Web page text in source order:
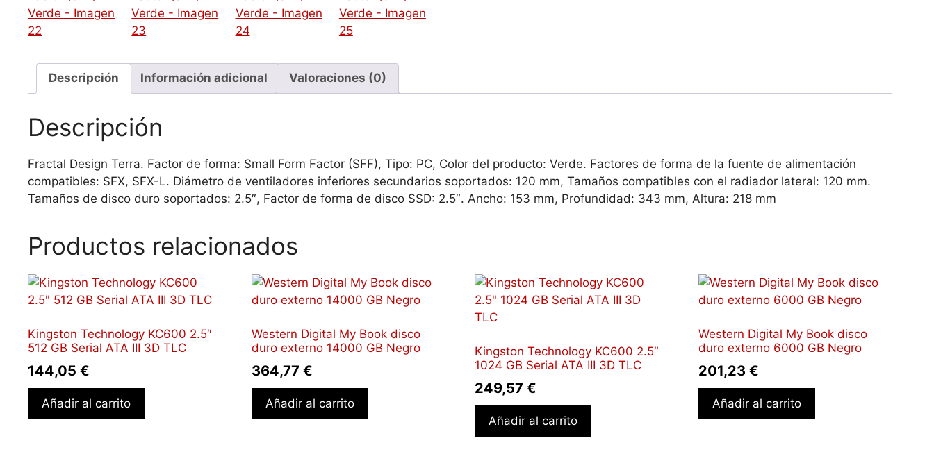
Descripción Información adicional Valoraciones (0)
Descripción
Fractal Design Terra. Factor de forma: Small Form Factor (SFF), Tipo: PC, Color del producto: Verde. Factores de forma de la fuente de alimentación
compatibles: SFX, SFX-L. Diámetro de ventiladores inferiores secundarios soportados: 120 mm, Tamaños compatibles con el radiador lateral: 120 mm.
Tamaños de disco duro soportados: 2.5″, Factor de forma de disco SSD: 2.5″. Ancho: 153 mm, Profundidad: 343 mm, Altura: 218 mm
Productos relacionados
Kingston Technology KC600 2.5″
512 GB Serial ATA III 3D TLC
144,05 €
Añadir al carrito
Western Digital My Book disco
duro externo 14000 GB Negro
364,77 €
Añadir al carrito
Kingston Technology KC600 2.5″
1024 GB Serial ATA III 3D TLC
249,57€
Añadir al carrito
Western Digital My Book disco
duro externo 6000 GB Negro
201,23 €
Añadir al carrito